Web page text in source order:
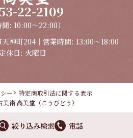
22-2109
間: 10:00～22:00）
神町204｜営業時間: 13:00～18:00
定休日: 火曜日
ー
特定商取引法に関する表示
術 高美堂（こうびどう）
絞り込み検索 電話